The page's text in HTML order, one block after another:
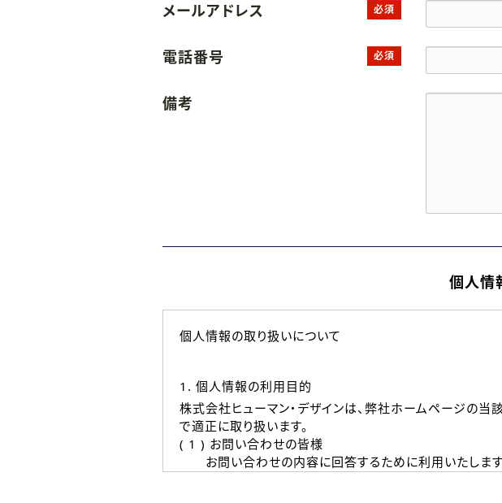
メールアドレス 必須
電話番号 必須
備考
個人情
個人情報の取り扱いについて
1. 個人情報の利用目的
株式会社ヒューマン・デザインは、弊社ホームページの
で適正に取り扱います。
( 1 ) お問い合わせの皆様
お問い合わせの内容に回答するために利用いたします